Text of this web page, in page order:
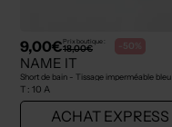
9,00€Prix boutique :
18,00€ -50%
NAME IT
Short de bain - Tissage imperméable bleu
T : 10 A
ACHAT EXPRESS